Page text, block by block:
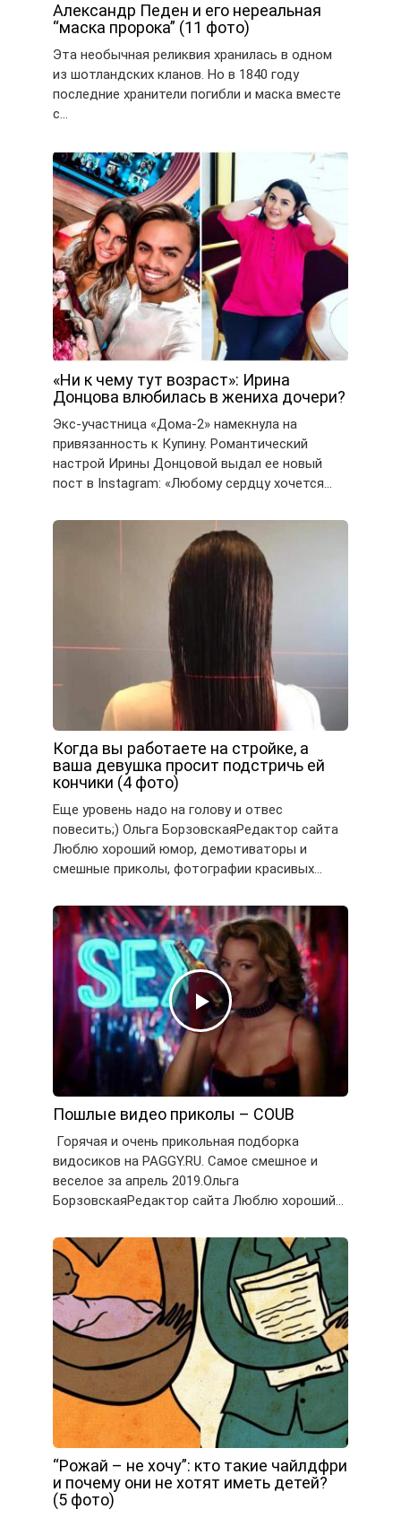
Александр Педен и его нереальная
“маска пророка” (11 фото)
Эта необычная реликвия хранилась в одном
из шотландских кланов. Но в 1840 году
последние хранители погибли и маска вместе
с…
«Ни к чему тут возраст»: Ирина
Донцова влюбилась в жениха дочери?
Экс-участница «Дома-2» намекнула на
привязанность к Купину. Романтический
настрой Ирины Донцовой выдал ее новый
пост в Instagram: «Любому сердцу хочется…
Когда вы работаете на стройке, а
ваша девушка просит подстричь ей
кончики (4 фото)
Еще уровень надо на голову и отвес
повесить;) Ольга БорзовскаяРедактор сайта
Люблю хороший юмор, демотиваторы и
смешные приколы, фотографии красивых…
Пошлые видео приколы – COUB
Горячая и очень прикольная подборка
видосиков на PAGGY.RU. Самое смешное и
веселое за апрель 2019.Ольга
БорзовскаяРедактор сайта Люблю хороший…
“Рожай – не хочу”: кто такие чайлдфри
и почему они не хотят иметь детей?
(5 фото)